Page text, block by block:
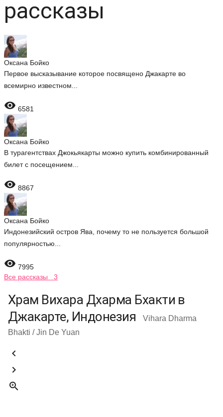
рассказы
Оксана Бойко
Первое высказывание которое посвящено Джакарте во
всемирно известном...
 6581
Оксана Бойко
В турагентствах Джокьякарты можно купить комбинированный
билет с посещением...
 8867
Оксана Бойко
Индонезийский остров Ява, почему то не пользуется большой
популярностью...
 7995
Все рассказы 3
Храм Вихара Дхарма Бхакти в
Джакарте, Индонезия
Vihara Dharma
Bhakti / Jin De Yuan


